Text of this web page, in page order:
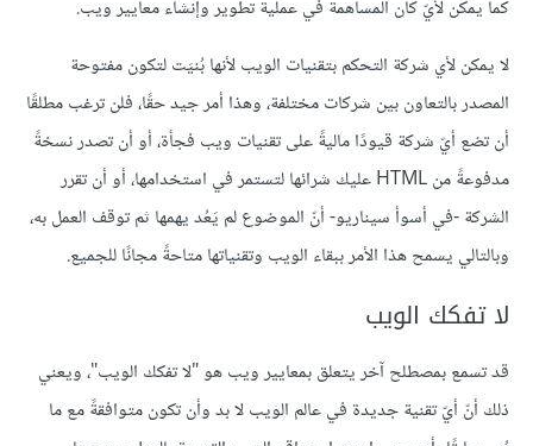
كما يمكن لأيّ كان المساهمة في عملية تطوير وإنشاء معايير ويب.
لا يمكن لأي شركة التحكم بتقنيات الويب لأنها بُنيَت لتكون مفتوحة
المصدر بالتعاون بين شركات مختلفة، وهذا أمر جيد حقًا، فلن ترغب مطلقًا
أن تضع أيّ شركة قيودًا ماليةً على تقنيات ويب فجأة، أو أن تصدر نسخةً
مدفوعةً من HTML عليك شرائها لتستمر في استخدامها، أو أن تقرر
الشركة -في أسوأ سيناريو- أنّ الموضوع لم يَعُد يهمها ثم توقف العمل به،
وبالتالي يسمح هذا الأمر ببقاء الويب وتقنياتها متاحةً مجانًا للجميع.
لا تفكك الويب
قد تسمع بمصطلح آخر يتعلق بمعايير ويب هو "لا تفكك الويب"، ويعني
ذلك أنّ أيّ تقنية جديدة في عالم الويب لا بد وأن تكون متوافقةً مع ما